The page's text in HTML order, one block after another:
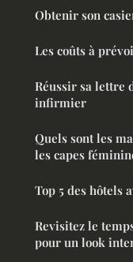
Obtenir son
Les coûts à
Réussir sa lettre
infirmier
Quels sont les
les capes
Top 5 des hôtels
Revisitez le
pour un look